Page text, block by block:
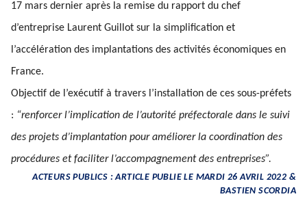
17 mars dernier après la remise du rapport du chef
d’entreprise Laurent Guillot sur la simplification et
l’accélération des implantations des activités économiques en
France.
Objectif de l’exécutif à travers l’installation de ces sous-préfets
: “renforcer l’implication de l’autorité préfectorale dans le suivi
des projets d’implantation pour améliorer la coordination des
procédures et faciliter l’accompagnement des entreprises”.
ACTEURS PUBLICS : ARTICLE PUBLIE LE MARDI 26 AVRIL 2022 &
BASTIEN SCORDIA